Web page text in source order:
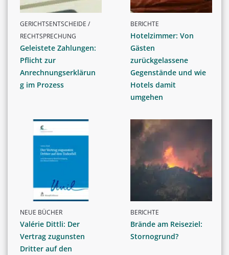
GERICHTSENTSCHEIDE /
RECHTSPRECHUNG
Geleistete Zahlungen:
Pflicht zur
Anrechnungserklärun
g im Prozess
BERICHTE
Hotelzimmer: Von
Gästen
zurückgelassene
Gegenstände und wie
Hotels damit
umgehen
NEUE BÜCHER
Valérie Dittli: Der
Vertrag zugunsten
Dritter auf den
BERICHTE
Brände am Reiseziel:
Stornogrund?